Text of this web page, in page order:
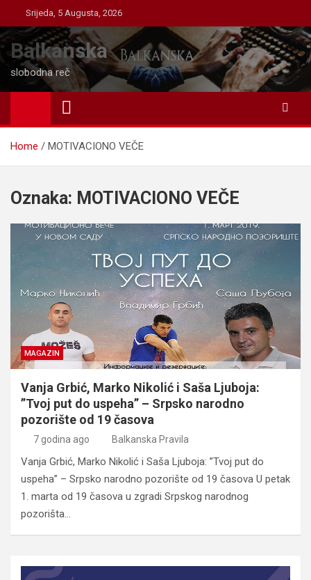
to
content
Srijeda, 5 Augusta, 2026
Balkanska
slobodna reč
Home MOTIVACIONO VEČE
Oznaka: MOTIVACIONO VEČE
MAGAZIN
Vanja Grbić, Marko Nikolić i Saša Ljuboja:
”Tvoj put do uspeha” – Srpsko narodno
pozorište od 19 časova
7 godina ago Balkanska Pravila
Vanja Grbić, Marko Nikolić i Saša Ljuboja: ”Tvoj put do
uspeha” – Srpsko narodno pozorište od 19 časova U petak
1. marta od 19 časova u zgradi Srpskog narodnog
pozorišta…